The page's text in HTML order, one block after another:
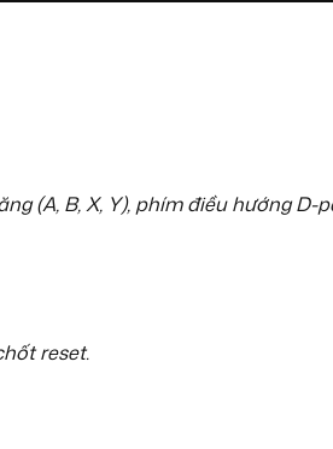
(A, B, X, Y), phím điều hướng D-
reset.